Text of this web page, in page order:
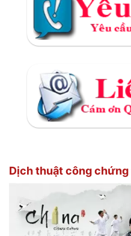
Dịch thuật công chứng